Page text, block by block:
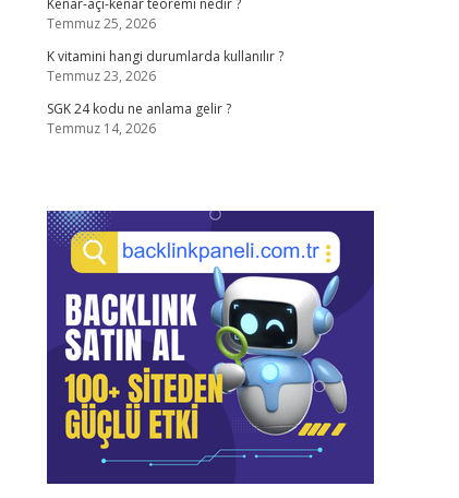
Kenar-açı-kenar teoremi nedir ?
Temmuz 25, 2026
K vitamini hangi durumlarda kullanılır ?
Temmuz 23, 2026
SGK 24 kodu ne anlama gelir ?
Temmuz 14, 2026